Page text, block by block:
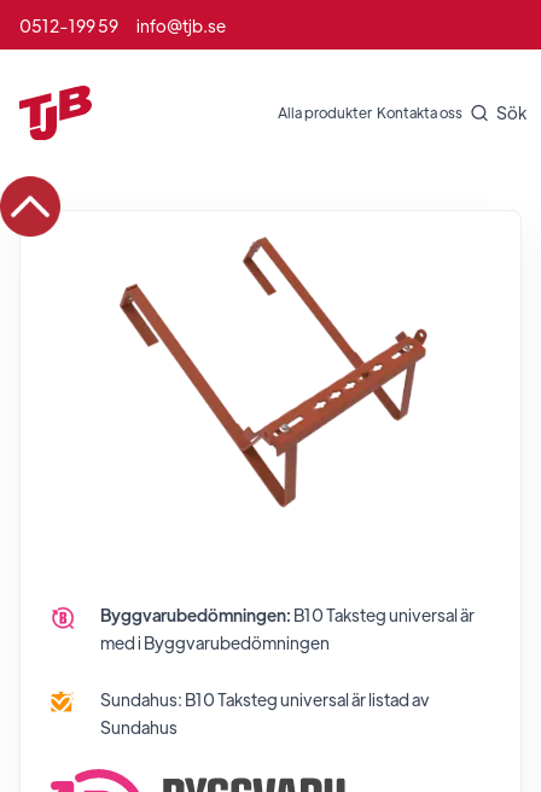
0512-199 59 info@tjb.se
Alla produkter Kontakta oss Sök
Byggvarubedömningen: B10 Taksteg universalär
med i Byggvarubedömningen
Sundahus: B10 Taksteg universalär listad av
Sundahus